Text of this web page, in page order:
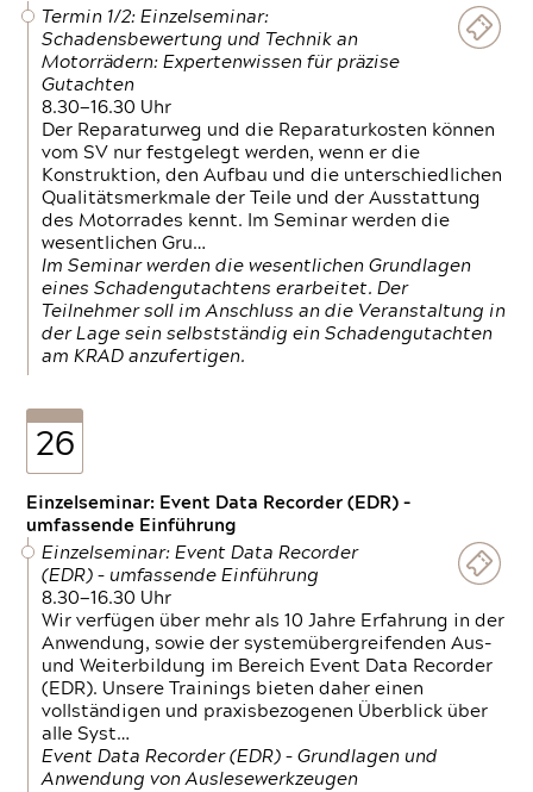
Termin 1/2: Einzelseminar:
Schadensbewertung und Technik an
Motorrädern: Expertenwissen für präzise
Gutachten
8.30—16.30 Uhr
Der Reparaturweg und die Reparaturkosten können
vom SV nur festgelegt werden, wenn er die
Konstruktion, den Aufbau und die unterschiedlichen
Qualitätsmerkmale der Teile und der Ausstattung
des Motorrades kennt. Im Seminar werden die
wesentlichen Gru…
Im Seminar werden die wesentlichen Grundlagen
eines Schadengutachtens erarbeitet. Der
Teilnehmer soll im Anschluss an die Veranstaltung in
der Lage sein selbstständig ein Schadengutachten
am KRAD anzufertigen.
26
Einzelseminar: Event Data Recorder (EDR) –
umfassende Einführung
Einzelseminar: Event Data Recorder
(EDR) – umfassende Einführung
8.30—16.30 Uhr
Wir verfügen über mehr als 10 Jahre Erfahrung in der
Anwendung, sowie der systemübergreifenden Aus-
und Weiterbildung im Bereich Event Data Recorder
(EDR). Unsere Trainings bieten daher einen
vollständigen und praxisbezogenen Überblick über
alle Syst…
Event Data Recorder (EDR) – Grundlagen und
Anwendung von Auslesewerkzeugen